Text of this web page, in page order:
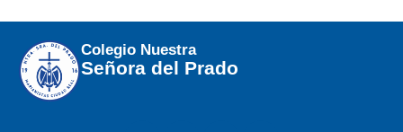
Colegio Nuestra
Señora del Prado